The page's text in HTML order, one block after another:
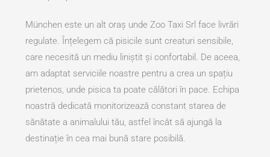
München este un alt oraș unde Zoo Taxi Srl face livrări
regulate. Înțelegem că pisicile sunt creaturi sensibile,
care necesită un mediu liniștit și confortabil. De aceea,
am adaptat serviciile noastre pentru a crea un spațiu
prietenos, unde pisica ta poate călători în pace. Echipa
noastră dedicată monitorizează constant starea de
sănătate a animalului tău, astfel încât să ajungă la
destinație în cea mai bună stare posibilă.